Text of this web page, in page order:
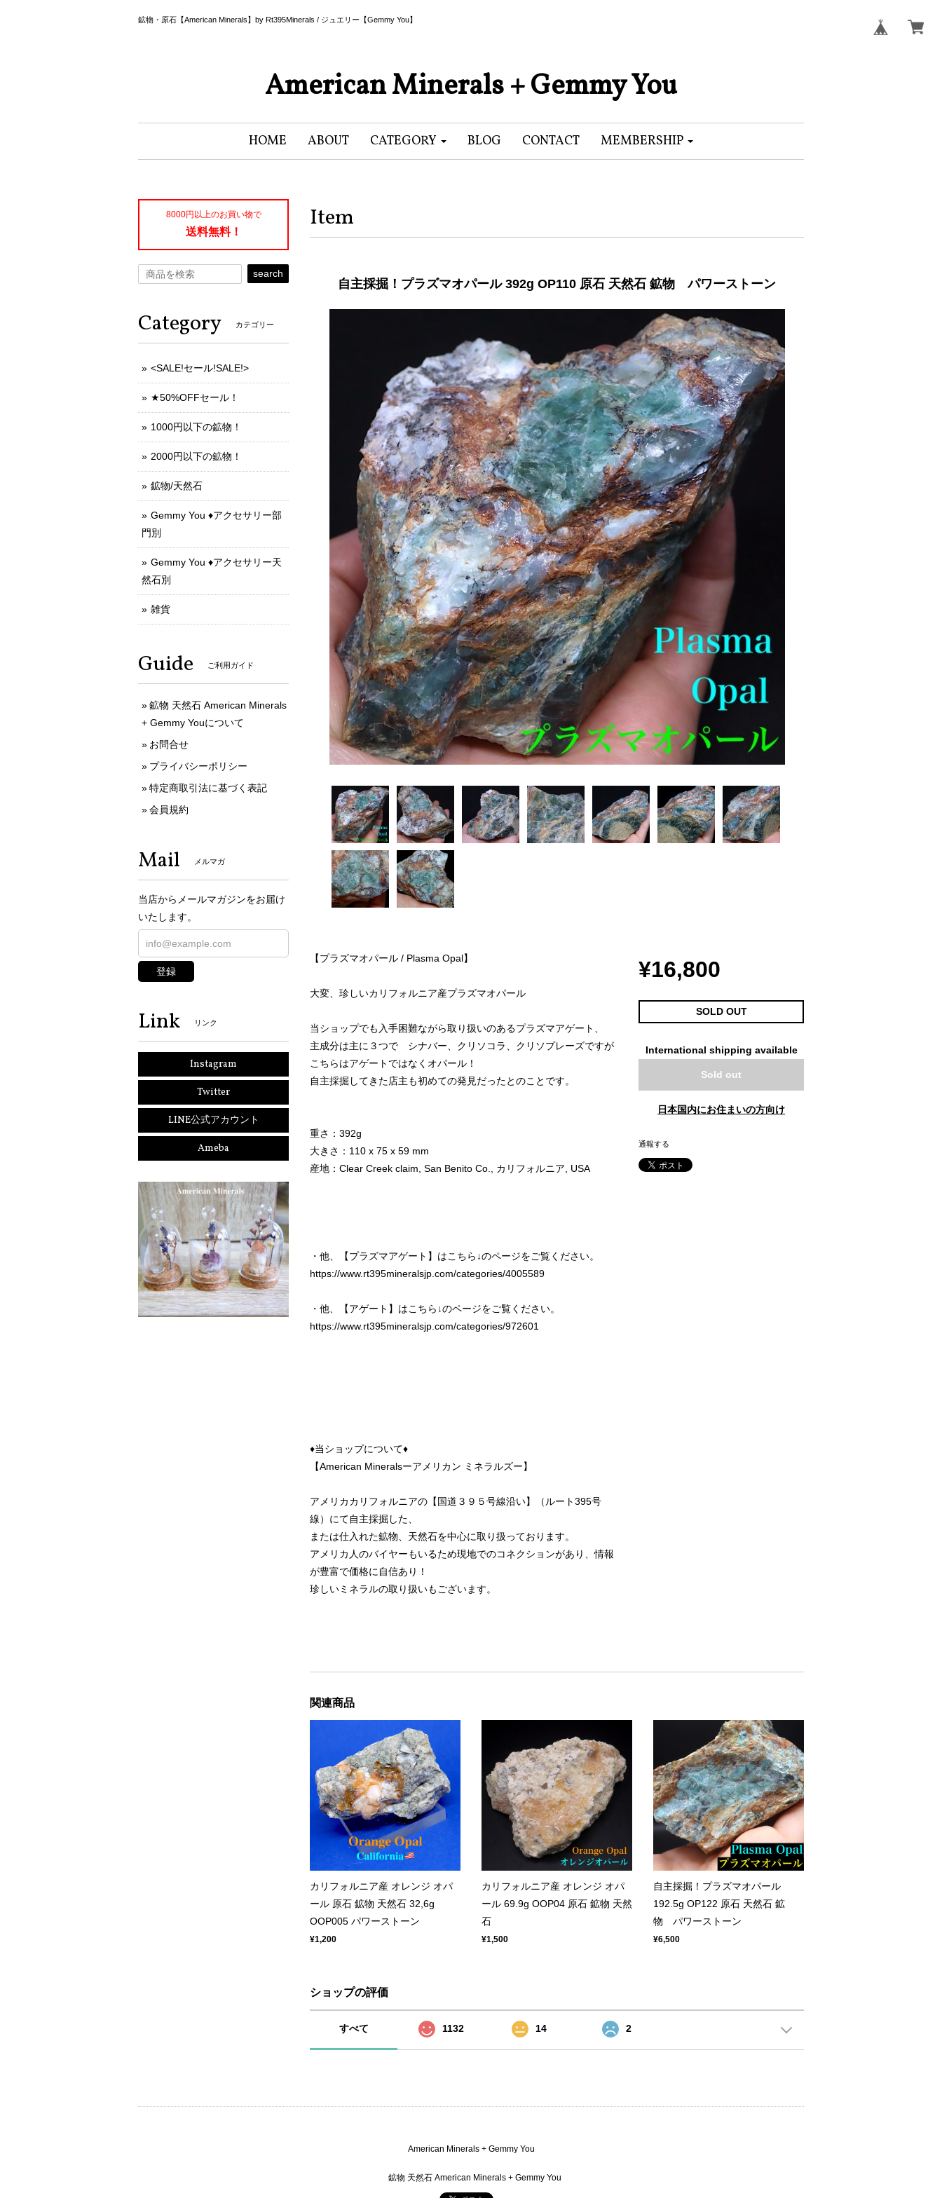
鉱物・原石【American Minerals】by Rt395Minerals / ジュエリー【Gemmy You】
American Minerals + Gemmy You
HOME ABOUT CATEGORY BLOG CONTACT MEMBERSHIP
Item
自主採掘！プラズマオパール 392g OP110 原石 天然石 鉱物 パワーストーン
【プラズマオパール / Plasma Opal】
大変、珍しいカリフォルニア産プラズマオパール
当ショップでも入手困難ながら取り扱いのあるプラズマアゲート、
主成分は主に３つで シナバー、クリソコラ、クリソプレーズですが
こちらはアゲートではなくオパール！
自主採掘してきた店主も初めての発見だったとのことです。
重さ：392g
大きさ：110 x 75 x 59 mm
産地：Clear Creek claim, San Benito Co., カリフォルニア, USA
・他、【プラズマアゲート】はこちら↓のページをご覧ください。
https://www.rt395mineralsjp.com/categories/4005589
・他、【アゲート】はこちら↓のページをご覧ください。
https://www.rt395mineralsjp.com/categories/972601
♦︎当ショップについて♦︎
【American Mineralsーアメリカン ミネラルズー】
アメリカカリフォルニアの【国道３９５号線沿い】（ルート395号
線）にて自主採掘した、
または仕入れた鉱物、天然石を中心に取り扱っております。
アメリカ人のバイヤーもいるため現地でのコネクションがあり、情報
が豊富で価格に自信あり！
珍しいミネラルの取り扱いもございます。
¥16,800
SOLD OUT
International shipping available
Sold out
日本国内にお住まいの方向け
通報する
関連商品
カリフォルニア産 オレンジ オパ
ール 原石 鉱物 天然石 32,6g
OOP005 パワーストーン
¥1,200
カリフォルニア産 オレンジ オパ
ール 69.9g OOP04 原石 鉱物 天然
石
¥1,500
自主採掘！プラズマオパール
192.5g OP122 原石 天然石 鉱
物 パワーストーン
¥6,500
ショップの評価
すべて 1132 14 2
8000円以上のお買い物で
送料無料！
search
Category カテゴリー
<SALE!セール!SALE!>
★50%OFFセール！
1000円以下の鉱物！
2000円以下の鉱物！
鉱物/天然石
Gemmy You ♦︎アクセサリー部
門別
Gemmy You ♦︎アクセサリー天
然石別
雑貨
Guide ご利用ガイド
鉱物 天然石 American Minerals
+ Gemmy Youについて
お問合せ
プライバシーポリシー
特定商取引法に基づく表記
会員規約
Mail メルマガ
当店からメールマガジンをお届け
いたします。
登録
Link リンク
Instagram
Twitter
LINE公式アカウント
Ameba
American Minerals + Gemmy You
鉱物 天然石 American Minerals + Gemmy You